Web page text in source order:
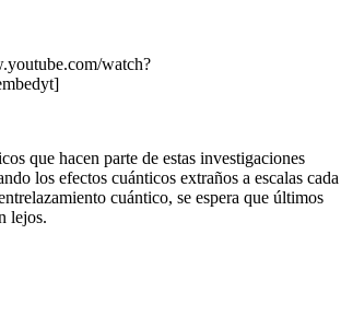
watch?
que hacen parte de estas investigaciones
los efectos cuánticos extraños a escalas cada
cuántico, se espera que últimos
lejos.